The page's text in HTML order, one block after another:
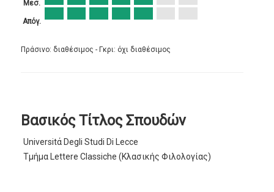
Μεσ.
Απόγ.
Πράσινο: διαθέσιμος - Γκρι: όχι διαθέσιμος
Βασικός Τίτλος Σπουδών
Universitά Degli Studi Di Lecce
Τμήμα Lettere Classiche (Κλασικής Φιλολογίας)